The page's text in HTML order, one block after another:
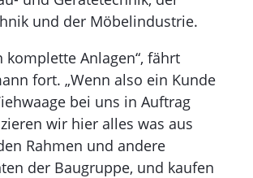
und der Möbelindustrie.
komplette Anlagen“, fährt
fort. „Wenn also ein Kunde
bei uns in Auftrag
wir hier alles was aus
Rahmen und andere
der Baugruppe, und kaufen